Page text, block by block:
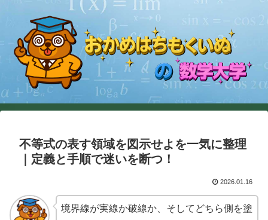
不等式の表す領域を図示せよを一気に整理
｜定義と手順で迷いを断つ！
2026.01.16
境界線が実線か破線か、そしてどちら側を塗